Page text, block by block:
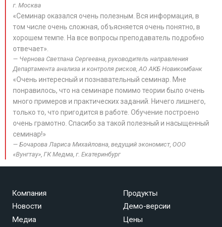
г. Москва
«Семинар оказался очень полезным. Вся информация, в
том числе очень сложная, объясняется очень понятно, в
хорошем темпе. На все вопросы преподаватель подробно
отвечает».
Чернова Светлана Сергеевна, руководитель направления
Департамента анализа и контроля рисков, АО АКБ Новикомбанк
«Очень интересный и познавательный семинар. Мне
понравилось, что на семинаре помимо теории было очень
много примеров и практических заданий. Ничего лишнего,
только то, что пригодится в работе. Обучение построено
очень грамотно. Спасибо за такой полезный и насыщенный
семинар!»
Бочарова Лариса Михайловна, ведущий экономист, ООО
«Вунгтау», ГК Медма, г. Екатеринбург
Компания
Новости
Медиа
Продукты
Демо-версии
Цены